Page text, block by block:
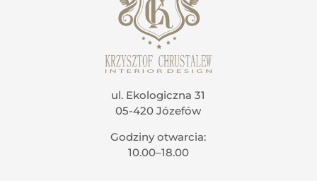
ul. Ekologiczna 31
05-420 Józefów
Godziny otwarcia:
10.00–18.00